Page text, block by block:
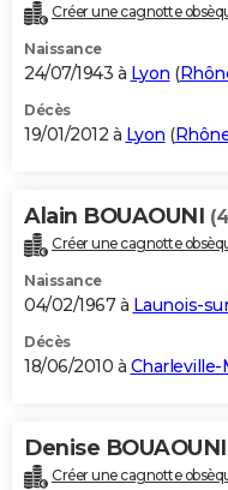
Créer une cagnotte
Naissance
24/07/1943 à Lyon (
Décès
19/01/2012 à Lyon (
Alain BOUAOUNI
Créer une cagnotte
Naissance
04/02/1967 à Launois-
Décès
18/06/2010 à Charleville-
Denise BOUAOUNI
Créer une cagnotte